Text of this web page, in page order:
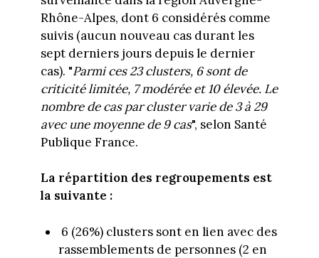
Rhône-Alpes, dont 6 considérés comme
suivis (aucun nouveau cas durant les
sept derniers jours depuis le dernier
cas). "Parmi ces 23 clusters, 6 sont de
criticité limitée, 7 modérée et 10 élevée. Le
nombre de cas par cluster varie de 3 à 29
avec une moyenne de 9 cas", selon Santé
Publique France.
La répartition des regroupements est
la suivante :
6 (26%) clusters sont en lien avec des
rassemblements de personnes (2 en